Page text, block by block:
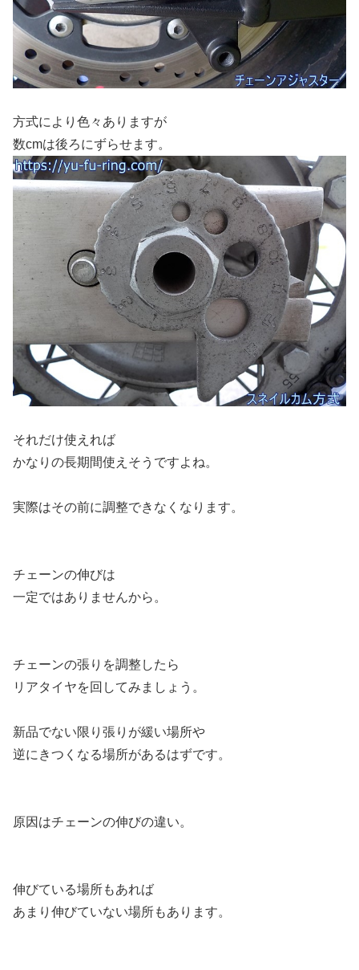
方式により色々ありますが
数cmは後ろにずらせます。
それだけ使えれば
かなりの長期間使えそうですよね。
実際はその前に調整できなくなります。
チェーンの伸びは
一定ではありませんから。
チェーンの張りを調整したら
リアタイヤを回してみましょう。
新品でない限り張りが緩い場所や
逆にきつくなる場所があるはずです。
原因はチェーンの伸びの違い。
伸びている場所もあれば
あまり伸びていない場所もあります。